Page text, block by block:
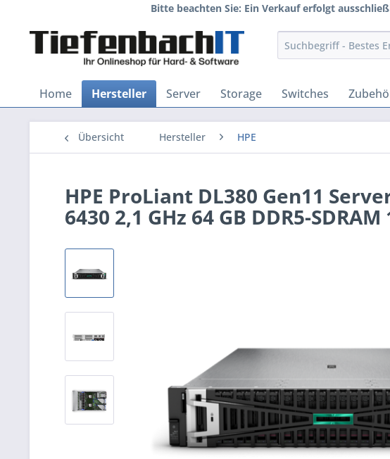
Bitte beachten Sie: Ein Verkauf erfolgt
Home Hersteller Server Storage Switches
Übersicht Hersteller HPE
HPE ProLiant DL380 Gen11
6430 2,1 GHz 64 GB DDR5-